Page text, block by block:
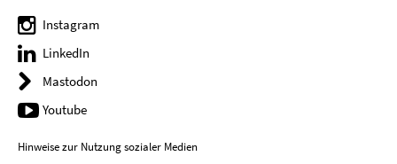
Instagram
LinkedIn
Mastodon
Youtube
Hinweise zur Nutzung sozialer Medien